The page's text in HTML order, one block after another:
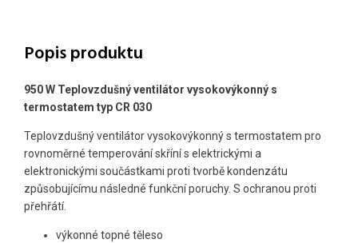
Popis produktu
950 W Teplovzdušný ventilátor vysokovýkonný s
termostatem typ CR 030
Teplovzdušný ventilátor vysokovýkonný s termostatem pro
rovnoměrné temperování skříní s elektrickými a
elektronickými součástkami proti tvorbě kondenzátu
způsobujícímu následné funkční poruchy. S ochranou proti
přehřátí.
výkonné topné těleso